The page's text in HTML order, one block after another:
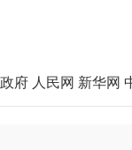
府 人民网 新华网